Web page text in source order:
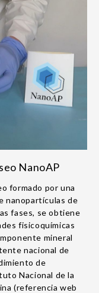
NanoAP
formado por una
nanopartículas de
fases, se obtiene
fisicoquímicas
mineral
nacional de
de
Nacional de la
(referencia web